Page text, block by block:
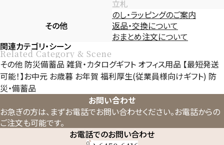
立札
のし・ラッピングのご案内
その他
返品・交換について
おまとめ注文について
関連カテゴリ・シーン
Related Category & Scene
その他 防災備蓄品 雑貨・カタログギフト オフィス用品 【最短発送
可能！】お中元 お歳暮 お年賀 福利厚生(従業員様向けギフト) 防
災・備蓄品
お問い合わせ
お急ぎの方は、まずお電話でお問い合わせください。お電話からの
ご注文も可能です。
お電話でのお問い合わせ